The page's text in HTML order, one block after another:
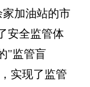
加油站的市
安全监管体
"监管盲
实现了监管